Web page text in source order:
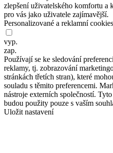
zlepšení uživatelského komfortu a
pro vás jako uživatele zajímavější.
Personalizované a reklamní cookies
vyp.
zap.
Používají se ke sledování
reklamy, tj. zobrazování
stránkách třetích stran), které
souladu s těmito preferencemi.
nástroje externích společností.
budou použity pouze s vaším
Uložit nastavení